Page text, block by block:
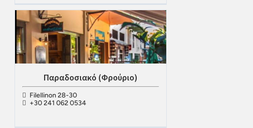
Παραδοσιακό (Φρούριο)
Filellinon 28-30
+30 241 062 0534